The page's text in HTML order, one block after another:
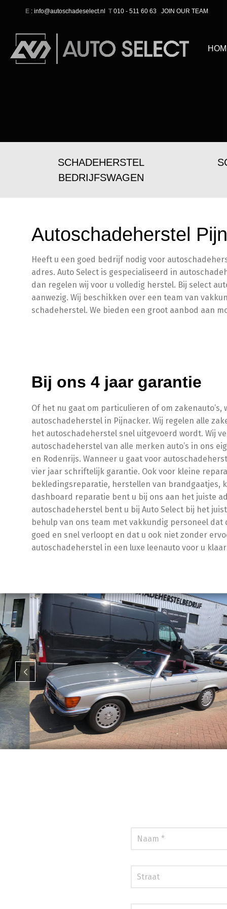
E : info@autoschadeselect.nl T 010 - 511 60 63 JOIN OUR TEAM
SCHADEHERSTEL
BEDRIJFSWAGEN
Autoschadeherstel
Heeft u een goed bedrijf nodig voor
adres. Auto Select is gespecialiseerd in
dan regelen wij voor u volledig herstel. Bij select
aanwezig. Wij beschikken over een team van
schadeherstel. We bieden een groot aanbod aan
Bij ons 4 jaar garantie
Of het nu gaat om particulieren of om
autoschadeherstel in Pijnacker. Wij regelen alle
het autoschadeherstel snel uitgevoerd wordt. Wij
autoschadeherstel van alle merken auto’s in ons
en Rodenrijs. Wanneer u gaat voor
vier jaar schriftelijk garantie. Ook voor kleine
bekledingsreparatie, herstellen van brandgaatjes,
dashboard reparatie bent u bij ons aan het juiste
autoschadeherstel bent u bij Auto Select bij het
behulp van ons team met vakkundig personeel dat
goed en snel verloopt en dat u ook niet zonder
autoschadeherstel in een luxe leenauto voor u